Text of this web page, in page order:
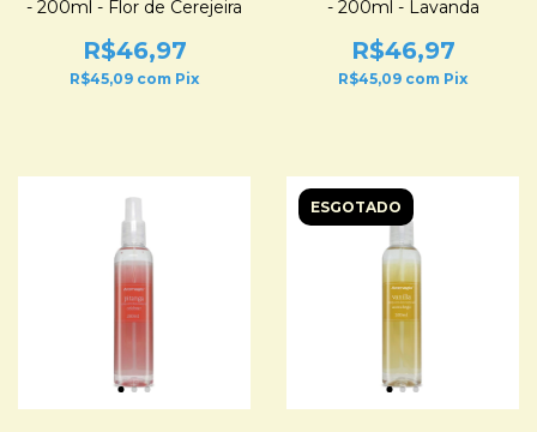
- 200ml - Flor de Cerejeira
R$46,97
R$45,09 com Pix
- 200ml - Lavanda
R$46,97
R$45,09 com Pix
ESGOTADO